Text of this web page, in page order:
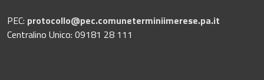
PEC: protocollo@pec.comuneterminiimerese.pa.it
Centralino Unico: 09181 28 111